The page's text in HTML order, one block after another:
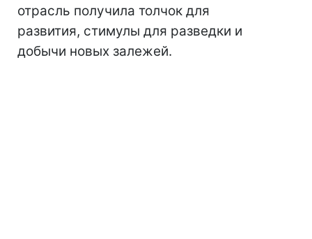
отрасль получила толчок для
развития, стимулы для разведки и
добычи новых залежей.